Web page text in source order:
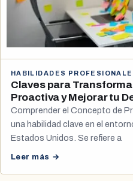
HABILIDADES
Claves para
Proactiva y Mejorar tu
Comprender el Concepto de
una habilidad clave en el
Estados Unidos. Se refiere a
Leer más →